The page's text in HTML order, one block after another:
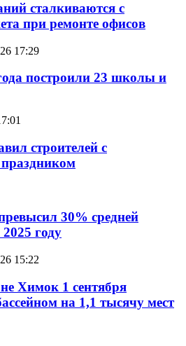
сталкиваются с
при ремонте офисов
17:29
построили 23 школы и
строителей с
30% средней
году
15:22
Химок 1 сентября
на 1,1 тысячу мест